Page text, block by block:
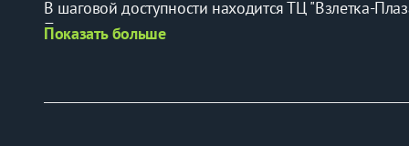
В шаговой доступности находится ТЦ "Взлетка-
При длительном проживании мы предлагаем
Показать больше